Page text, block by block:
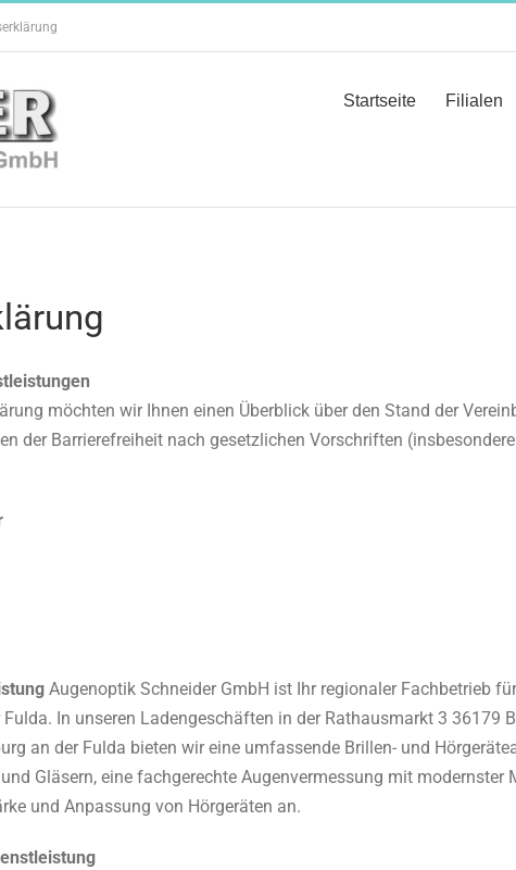
Startseite Filialen
möchten wir Ihnen einen Überblick über den Stand der
der Barrierefreiheit nach gesetzlichen Vorschriften
Augenoptik Schneider GmbH ist Ihr regionaler Fachbetrieb
In unseren Ladengeschäften in der Rathausmarkt 3 36179
an der Fulda bieten wir eine umfassende Brillen- und
Gläsern, eine fachgerechte Augenvermessung mit
und Anpassung von Hörgeräten an.